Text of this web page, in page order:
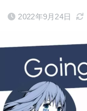
2022年9月24日